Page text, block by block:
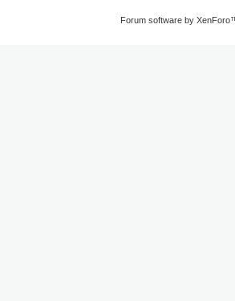
Forum software by